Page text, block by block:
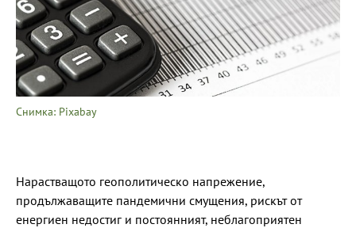
Снимка: Pixabay
Нарастващото геополитическо напрежение,
продължаващите пандемични смущения, рискът от
енергиен недостиг и постоянният, неблагоприятен